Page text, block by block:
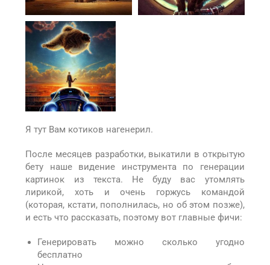
Я тут Вам котиков нагенерил.
После месяцев разработки, выкатили в открытую
бету наше видение инструмента по генерации
картинок из текста. Не буду вас утомлять
лирикой, хоть и очень горжусь командой
(которая, кстати, пополнилась, но об этом позже),
и есть что рассказать, поэтому вот главные фичи:
Генерировать можно сколько угодно
бесплатно